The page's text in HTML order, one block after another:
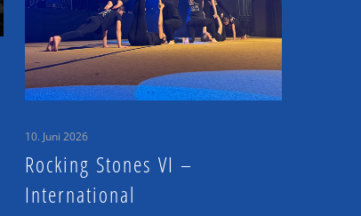
10. Juni 2026
Rocking Stones VI –
International